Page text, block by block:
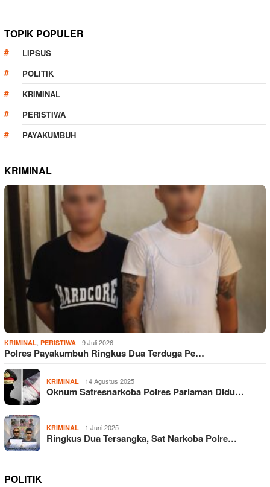
TOPIK POPULER
LIPSUS
POLITIK
KRIMINAL
PERISTIWA
PAYAKUMBUH
KRIMINAL
KRIMINAL PERISTIWA 9 Juli 2026
Polres Payakumbuh Ringkus Dua Terduga Pe…
KRIMINAL 14 Agustus 2025
Oknum Satresnarkoba Polres Pariaman Didu…
KRIMINAL 1 Juni 2025
Ringkus Dua Tersangka, Sat Narkoba Polre…
POLITIK